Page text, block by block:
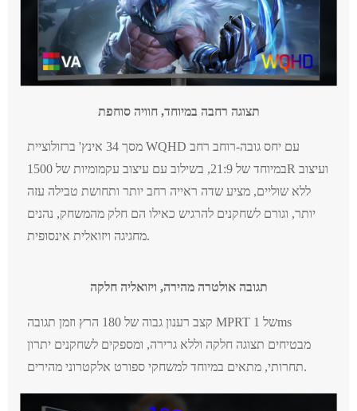
תצוגה רחבה במיוחד, חוויה סוחפת
מסך 34 אינץ' ברזולוציית WQHD עם יחס גובה-רוחב רחב
במיוחד של 21:9, בשילוב עם עיצוב עקמומיות של 1500R ועיצוב
ללא שוליים, מציע שדה ראייה רחב יותר ותחושת טבילה עזה
יותר, וגורם לשחקנים להרגיש כאילו הם חלק מהמשחק, נהנים
מחגיגה ויזואלית אינסופית.
תגובה אולטרה מהירה, ויזואליה חלקה
קצב רענון גבוה של 180 הרץ וזמן תגובה MPRT של 1ms
מבטיחים תצוגה חלקה וללא גרירה, ומספקים לשחקנים יתרון
תחרותי, מתאים במיוחד למשחקי ספורט אלקטרוני מהירים.